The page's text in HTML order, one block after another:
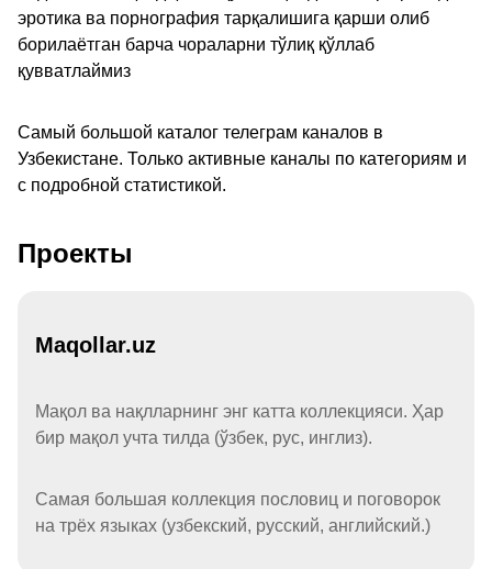
эротика ва порнография тарқалишига қарши олиб
борилаётган барча чораларни тўлиқ қўллаб
қувватлаймиз
Самый большой каталог телеграм каналов в
Узбекистане. Только активные каналы по категориям и
с подробной статистикой.
Проекты
Maqollar.uz
Мақол ва нақлларнинг энг катта коллекцияси. Ҳар
бир мақол учта тилда (ўзбек, рус, инглиз).
Самая большая коллекция пословиц и поговорок
на трёх языках (узбекский, русский, английский.)